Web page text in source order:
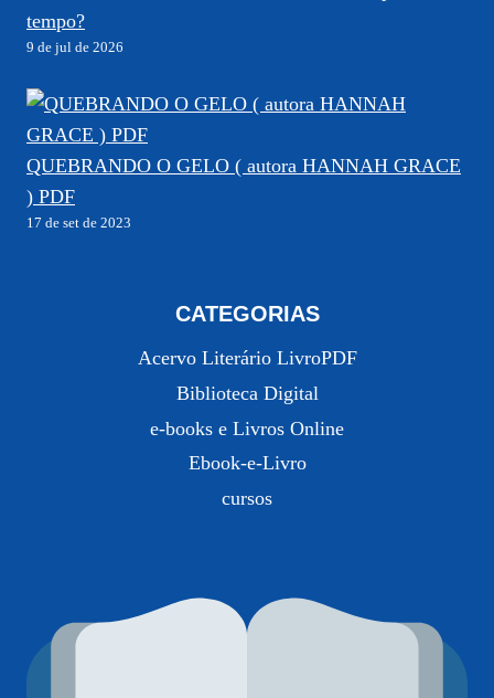
tempo?
9 de jul de 2026
QUEBRANDO O GELO ( autora HANNAH GRACE
) PDF
17 de set de 2023
CATEGORIAS
Acervo Literário LivroPDF
Biblioteca Digital
e-books e Livros Online
Ebook-e-Livro
cursos